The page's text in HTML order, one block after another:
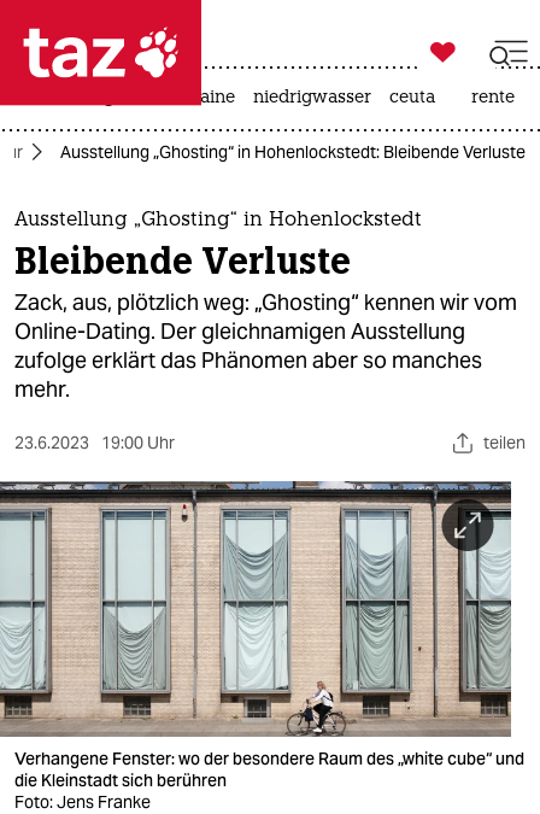
 taz zahl ich
taz zahl ich
themen
politik
öko
gesellschaft
kultur
sport
berlin
nord
wahrheit
verlag
verlag
veranstaltungen

taz zahl ich
krieg in der ukraine niedrigwasser ceuta rente
Ausstellung „Ghosting“ in Hohenlockstedt: Bleibende Verluste
Ausstellung „Ghosting“ in Hohenlockstedt
Bleibende Verluste
Zack, aus, plötzlich weg: „Ghosting“ kennen wir vom
Online-Dating. Der gleichnamigen Ausstellung
zufolge erklärt das Phänomen aber so manches
mehr.
23.6.2023 19:00 Uhr teilen
Verhangene Fenster: wo der besondere Raum des „white cube“ und
die Kleinstadt sich berühren
Foto: Jens Franke